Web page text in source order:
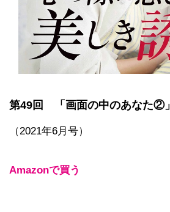
第49回 「画面の中のあなた②」
（2021年6月号）
Amazonで買う